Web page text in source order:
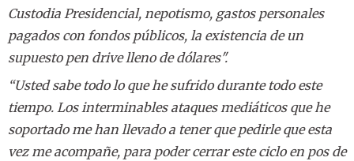
Custodia Presidencial, nepotismo, gastos personales
pagados con fondos públicos, la existencia de un
supuesto pen drive lleno de dólares".
“Usted sabe todo lo que he sufrido durante todo este
tiempo. Los interminables ataques mediáticos que he
soportado me han llevado a tener que pedirle que esta
vez me acompañe, para poder cerrar este ciclo en pos de